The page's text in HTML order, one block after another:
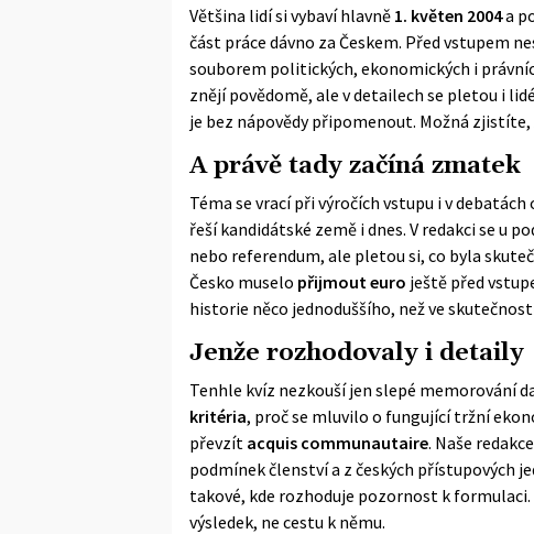
Většina lidí si vybaví hlavně 1. květen 2004a
část práce dávno za Českem. Před
souborem politických, ekonomických i
znějí povědomě, ale v detailech se pletou i
je bez nápovědy připomenout. Možná
A právě tady začíná zmatek
Téma se vrací při výročích vstupu i v
řeší kandidátské země i dnes. V redakci se u
nebo referendum, ale pletou si, co byla
Česko muselo přijmout euro ještě před
historie něco jednoduššího, než ve
Jenže rozhodovaly i detaily
Tenhle kvíz nezkouší jen slepé memorování
kritéria, proč se mluvilo o fungující tržní
převzít acquis communautaire. Naše
podmínek členství a z českých přístupových
takové, kde rozhoduje pozornost k
výsledek, ne cestu k němu.